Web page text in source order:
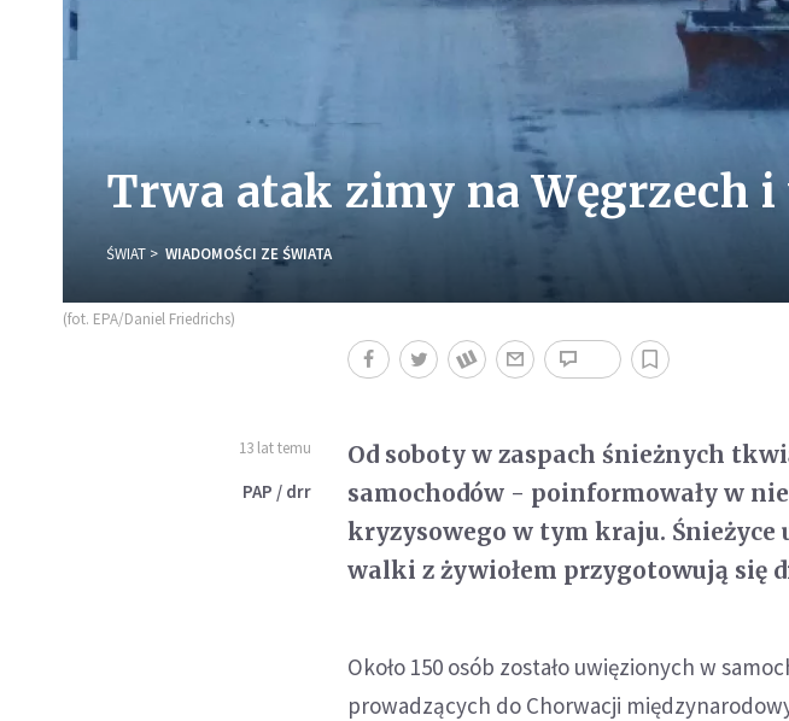
Trwa atak zimy na Węgrzech i
ŚWIAT WIADOMOŚCI ZE ŚWIATA
(fot. EPA/Daniel Friedrichs)
13 lat temu
PAP / drr
Od soboty w zaspach śnieżnych
samochodów - poinformowały w
kryzysowego w tym kraju. Śnieżyce
walki z żywiołem przygotowują się
Około 150 osób zostało uwięzionych w
prowadzących do Chorwacji